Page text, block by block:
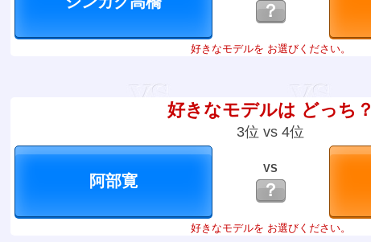
？
好きなモデルを お選びください。
好きなモデルは どっち？
3位 vs 4位
VS
？
好きなモデルを お選びください。